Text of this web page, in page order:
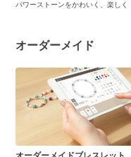
パワーストーンをかわいく、楽しく
オーダーメイド